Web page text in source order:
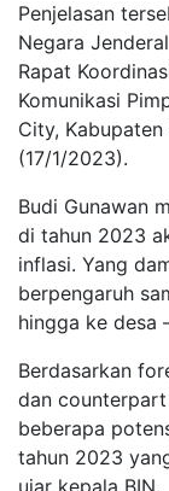
Penjelasan
Negara
Rapat
Komunikasi
City,
(17/1/2023).
Budi Gunawan
di tahun 2023
inflasi. Yang
berpengaruh
hingga ke desa
Berdasarkan
dan
beberapa
tahun 2023
ujar kepala BIN.